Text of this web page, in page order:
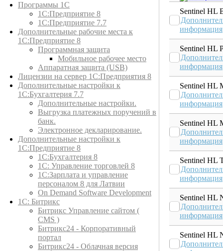
Программы 1С
1С:Предприятие 8
1С:Предприятие 7.7
Дополнительные рабочие места к
1С:Предприятие 8
Программная защита
Мобильное рабочее место
Аппаратная защита (USB)
Лицензии на сервер 1С:Предприятия 8
Дополнительные настройки к
1С:Бухгалтерия 7.7
Дополнительные настройки.
Выгрузка платежных поручений в
банк.
Электронное декларирование.
Дополнительные настройки к
1С:Предприятие 8
1С:Бухгалтерия 8
1C: Управление торговлей 8
1С:Зарплата и управление
персоналом 8 для Латвии
On Demand Software Development
1С: Битрикс
Битрикс Управление сайтом (
CMS )
Битрикс24 - Корпоративный
портал
Битрикс24 - Облачная версия
Sentinel HL
информация
Sentinel HL
информация
Sentinel HL
информация
Sentinel HL
информация
Sentinel HL
информация
Sentinel HL
информация
Sentinel HL